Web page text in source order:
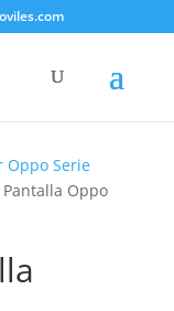
Oppo Serie
Oppo